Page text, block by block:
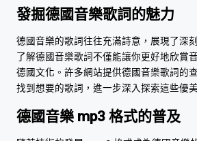
發掘德國音樂歌詞的魅力
德國音樂的歌詞往往充滿詩意，展現了深
了解德國音樂歌詞不僅能讓你更好地欣賞
德國文化。許多網站提供德國音樂歌詞的
找到想要的歌詞，進一步深入探索這些優
德國音樂 mp3 格式的普及